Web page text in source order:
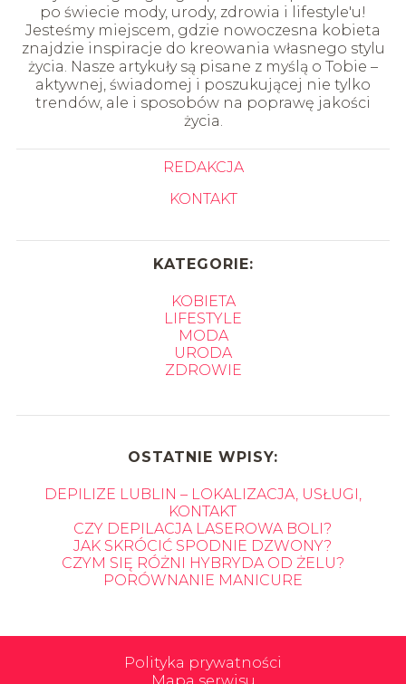
po świecie mody, urody, zdrowia i lifestyle'u!
Jesteśmy miejscem, gdzie nowoczesna kobieta
znajdzie inspiracje do kreowania własnego stylu
życia. Nasze artykuły są pisane z myślą o Tobie –
aktywnej, świadomej i poszukującej nie tylko
trendów, ale i sposobów na poprawę jakości
życia.
REDAKCJA
KONTAKT
KATEGORIE:
KOBIETA
LIFESTYLE
MODA
URODA
ZDROWIE
OSTATNIE WPISY:
DEPILIZE LUBLIN – LOKALIZACJA, USŁUGI,
KONTAKT
CZY DEPILACJA LASEROWA BOLI?
JAK SKRÓCIĆ SPODNIE DZWONY?
CZYM SIĘ RÓŻNI HYBRYDA OD ŻELU?
PORÓWNANIE MANICURE
Polityka prywatności